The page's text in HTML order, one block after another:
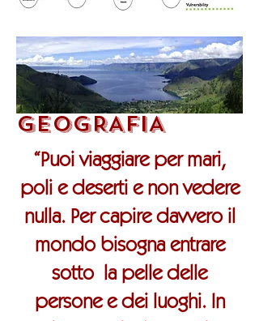
GEOGRAFIA
“Puoi viaggiare per mari,
poli e deserti e non vedere
nulla. Per capire davvero il
mondo bisogna entrare
sotto la pelle delle
persone e dei luoghi. In